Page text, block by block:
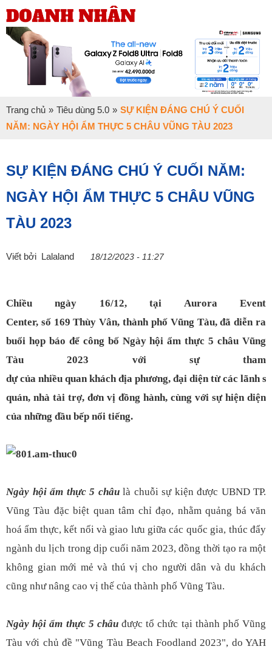
Trang chủ » Tiêu dùng 5.0 » SỰ KIỆN ĐÁNG CHÚ Ý CUỐI NĂM:
NGÀY HỘI ẨM THỰC 5 CHÂU VŨNG TÀU 2023
SỰ KIỆN ĐÁNG CHÚ Ý CUỐI NĂM:
NGÀY HỘI ẨM THỰC 5 CHÂU VŨNG
TÀU 2023
Viết bởiLalaland 18/12/2023 - 11:27
Chiều ngày 16/12, tại Aurora Event
Center, số 169 Thùy Vân, thành phố Vũng Tàu, đã diễn ra
buổi họp báo để công bố Ngày hội ẩm thực 5 châu Vũng
Tàu 2023 với sự tham
dự của nhiều quan khách địa phương, đại diện từ các lãnh sự
quán, nhà tài trợ, đơn vị đồng hành, cùng với sự hiện diện
của những đầu bếp nổi tiếng.
Ngày hội ẩm thực 5 châulà chuỗi sự kiện được UBND TP.
Vũng Tàu đặc biệt quan tâm chỉ đạo, nhằm quảng bá văn
hoá ẩm thực, kết nối và giao lưu giữa các quốc gia, thúc đẩy
ngành du lịch trong dịp cuối năm 2023, đồng thời tạo ra một
không gian mới mẻ và thú vị cho người dân và du khách
cũng như nâng cao vị thế của thành phố Vũng Tàu.
Ngày hội ẩm thực 5 châuđược tổ chức tại thành phố Vũng
Tàu với chủ đề "Vũng Tàu Beach Foodland 2023", do YAH